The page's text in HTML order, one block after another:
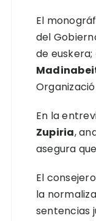
El
del
de euskera;
En la
Zupiria,
asegura
El
la
sentencias